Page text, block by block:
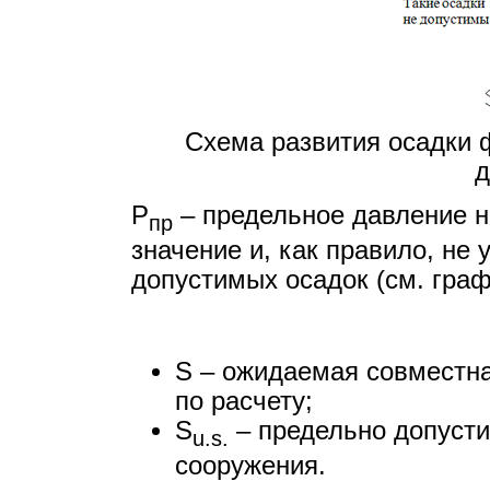
Схема развития осадки
Рпр – предельное давление
значение и, как правило, не
допустимых осадок (см.
S – ожидаемая
по расчету;
Su.s. – предельно
сооружения.